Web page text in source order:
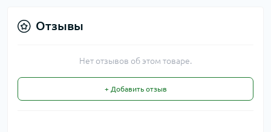
Отзывы
Нет отзывов об этом товаре.
+ Добавить отзыв